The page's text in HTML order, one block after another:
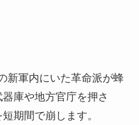
新軍内にいた革命派が蜂
庫や地方官庁を押さ
期間で崩します。